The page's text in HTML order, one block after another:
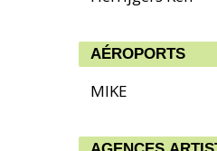
AÉROPORTS
MIKE